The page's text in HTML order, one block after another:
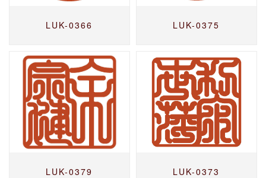
LUK-0366 LUK-0375
LUK-0379 LUK-0373